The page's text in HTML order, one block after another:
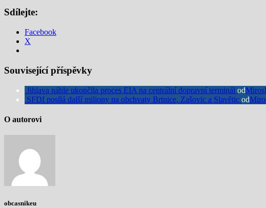
Sdílejte:
Facebook
X
Související příspěvky
Jihlava náhle ukončila proces EIA na centrální dopravní terminál od
SFDI posílá další miliony na obchvaty Brtnice, Zašovic a Slavětic od
O autorovi
obcasnikeu